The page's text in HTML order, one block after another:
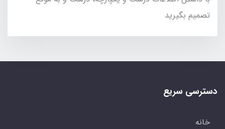
تصمیم بگیرید
دسترسی سریع
خانه